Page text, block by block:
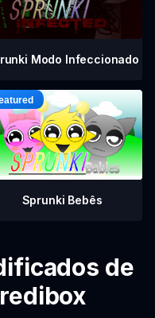
Modo Infeccionado
Sprunki Bebês
de